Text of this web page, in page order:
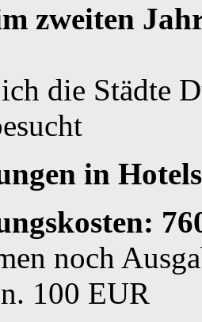
zweiten
die Städte
in
noch
100 EUR